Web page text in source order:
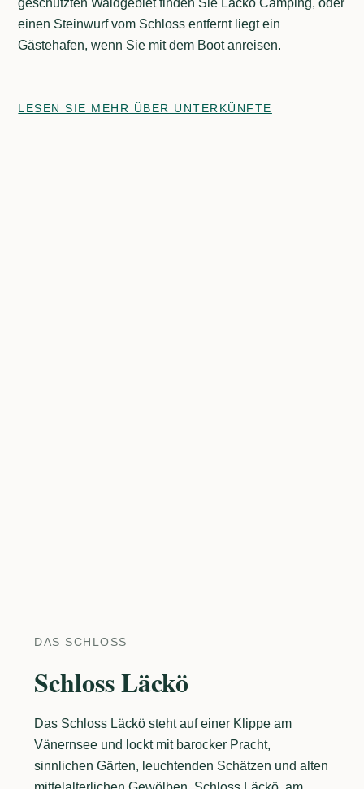
geschützten Waldgebiet finden Sie Läckö Camping, oder
einen Steinwurf vom Schloss entfernt liegt ein
Gästehafen, wenn Sie mit dem Boot anreisen.
LESEN SIE MEHR ÜBER UNTERKÜNFTE
DAS SCHLOSS
Schloss Läckö
Das Schloss Läckö steht auf einer Klippe am
Vänernsee und lockt mit barocker Pracht,
sinnlichen Gärten, leuchtenden Schätzen und alten